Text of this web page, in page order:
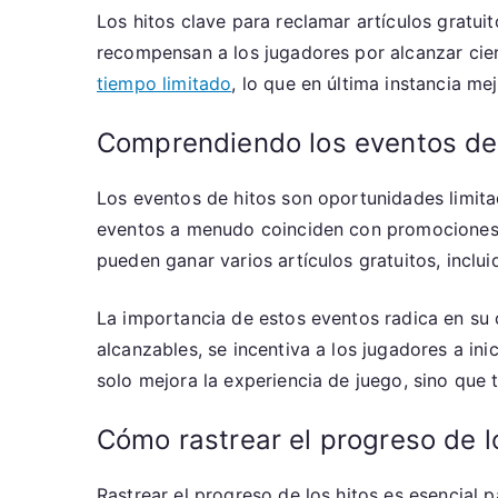
Los hitos clave para reclamar artículos
recompensan a los jugadores por alcanzar
tiempo limitado, lo que en última instancia
Comprendiendo los eventos
Los eventos de hitos son oportunidades
eventos a menudo coinciden con
pueden ganar varios artículos gratuitos,
La importancia de estos eventos radica en
alcanzables, se incentiva a los jugadores a
solo mejora la experiencia de juego, sino
Cómo rastrear el progreso de